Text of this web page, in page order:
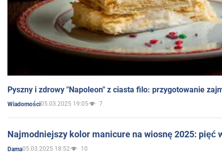
Pyszny i zdrowy "Napoleon" z ciasta filo: przygotowanie
Wiadomości05.03.2025 19:05 7
Najmodniejszy kolor manicure na wiosnę 2025: pięć
Dama05.03.2025 18:52 10